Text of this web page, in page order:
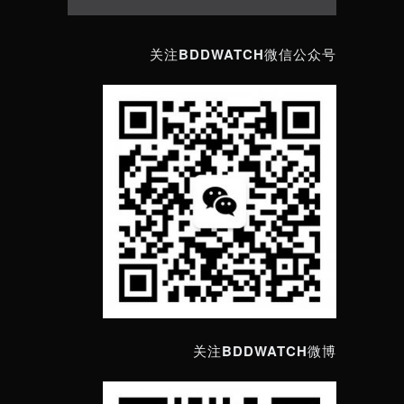
关注BDDWATCH微信公众号
关注BDDWATCH微博